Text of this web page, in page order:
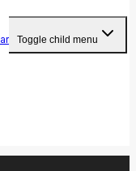
Toggle child menu